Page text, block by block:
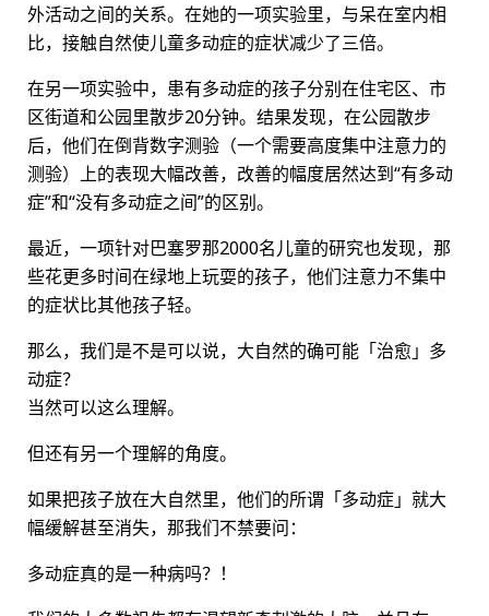
外活动之间的关系。在她的一项实验里，与呆在室内相
比，接触自然使儿童多动症的症状减少了三倍。
在另一项实验中，患有多动症的孩子分别在住宅区、市
区街道和公园里散步20分钟。结果发现，在公园散步
后，他们在倒背数字测验（一个需要高度集中注意力的
测验）上的表现大幅改善，改善的幅度居然达到“有多动
症”和“没有多动症之间”的区别。
最近，一项针对巴塞罗那2000名儿童的研究也发现，那
些花更多时间在绿地上玩耍的孩子，他们注意力不集中
的症状比其他孩子轻。
那么，我们是不是可以说，大自然的确可能「治愈」多
动症？
当然可以这么理解。
但还有另一个理解的角度。
如果把孩子放在大自然里，他们的所谓「多动症」就大
幅缓解甚至消失，那我们不禁要问：
多动症真的是一种病吗？！